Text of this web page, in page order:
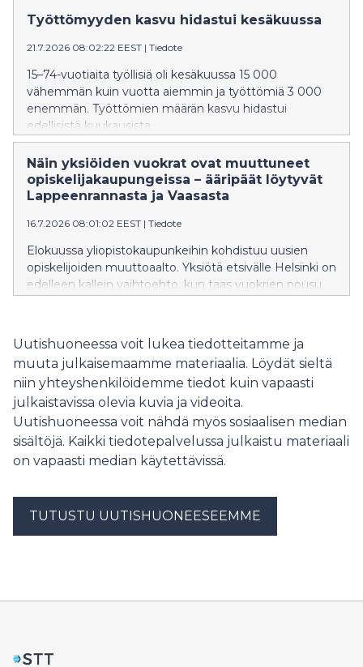
Työttömyyden kasvu hidastui kesäkuussa
21.7.2026 08:02:22 EEST | Tiedote
15–74-vuotiaita työllisiä oli kesäkuussa 15 000
vähemmän kuin vuotta aiemmin ja työttömiä 3 000
enemmän. Työttömien määrän kasvu hidastui
edellisistä kuukausista.
Näin yksiöiden vuokrat ovat muuttuneet
opiskelijakaupungeissa – ääripäät löytyvät
Lappeenrannasta ja Vaasasta
16.7.2026 08:01:02 EEST | Tiedote
Elokuussa yliopistokaupunkeihin kohdistuu uusien
opiskelijoiden muuttoaalto. Yksiötä etsivälle Helsinki on
edelleen kallein vaihtoehto, kun taas vuokrien nousu
Uutishuoneessa voit lukea tiedotteitamme ja
muuta julkaisemaamme materiaalia. Löydät sieltä
niin yhteyshenkilöidemme tiedot kuin vapaasti
julkaistavissa olevia kuvia ja videoita.
Uutishuoneessa voit nähdä myös sosiaalisen median
sisältöjä. Kaikki tiedotepalvelussa julkaistu materiaali
on vapaasti median käytettävissä.
TUTUSTU UUTISHUONEESEEMME